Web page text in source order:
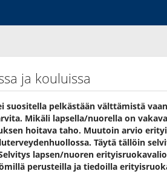
ja kouluissa
suositella pelkästään välttämistä
Mikäli lapsella/nuorella on
hoitava taho. Muutoin arvio
Täytä tällöin
lapsen/nuoren
perusteilla ja tiedoilla